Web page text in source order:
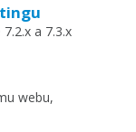
a 7.3.x
webu,